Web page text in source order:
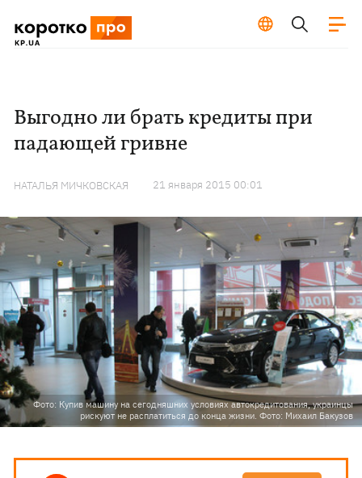
Выгодно ли брать кредиты при
падающей гривне
НАТАЛЬЯ МИЧКОВСКАЯ 21 января 2015 00:01
Фото: Купив машину на сегодняшних условиях автокредитования, украинцы
рискуют не расплатиться до конца жизни. Фото: Михаил Бакузов